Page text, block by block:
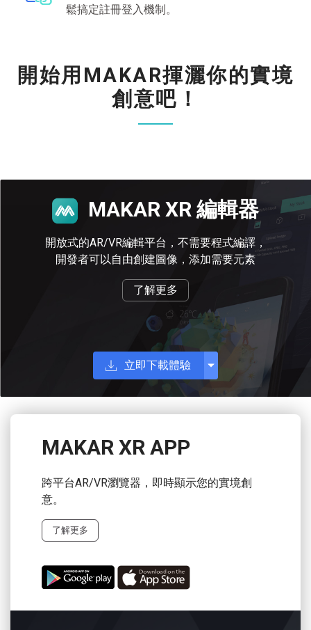
鬆搞定註冊登入機制。
開始用 MAKAR揮灑你的實境
創意吧！
MAKAR XR 編輯器
開放式的AR/VR編輯平台，不需要程式編譯，
開發者可以自由創建圖像，添加需要元素
了解更多
立即下載體驗
MAKAR XR APP
跨平台AR/VR瀏覽器，即時顯示您的實境創
意。
了解更多